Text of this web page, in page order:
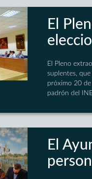
El
El Pleno
suplentes,
próximo 20
padrón del
El